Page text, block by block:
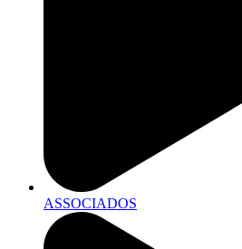
ASSOCIADOS